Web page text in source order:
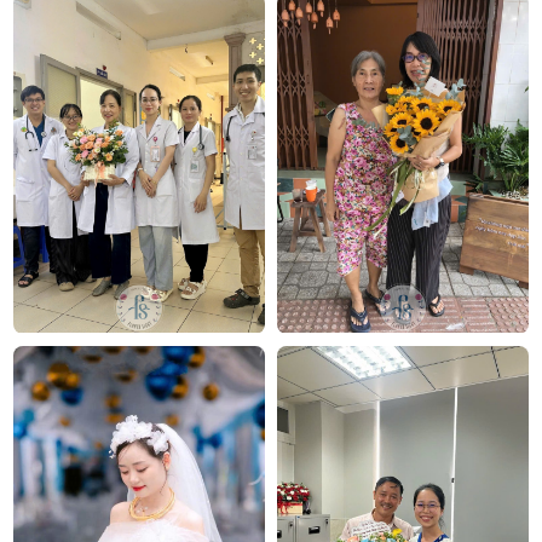
Bó hoa “Just Kiss” tại Flowersight
Ngoài ra, FlowerSight còn cung cấp nhiều mẫuhoa
chúc mừngđược thiết kế sang trọng, tinh tế phù hợp
với mọi dịp lễ đặc biệt khác như:
Hoa 8 3
Hoa 20 10